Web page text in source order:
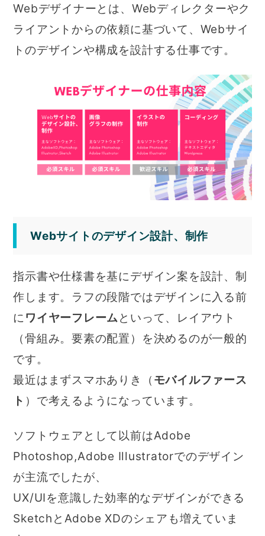
Webデザイナーとは、Webディレクターやク
ライアントからの依頼に基づいて、Webサイ
トのデザインや構成を設計する仕事です。
Webサイトのデザイン設計、制作
指示書や仕様書を基にデザイン案を設計、制
作します。ラフの段階ではデザインに入る前
にワイヤーフレームといって、レイアウト
（骨組み。要素の配置）を決めるのが一般的
です。
最近はまずスマホありき（ モバイルファース
ト ）で考えるようになっています。
ソフトウェアとして以前はAdobe
Photoshop,Adobe Illustratorでのデザイン
が主流でしたが、
UX/UIを意識した効率的なデザインができる
SketchとAdobe XDのシェアも増えていま